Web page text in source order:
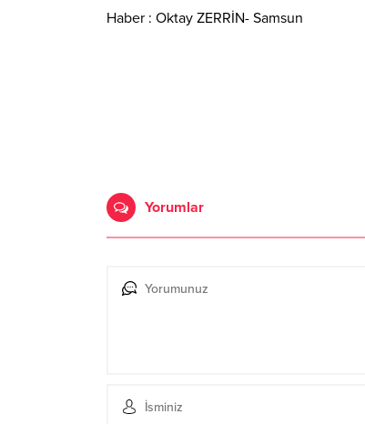
Haber : Oktay ZERRİN- Samsun
Yorumlar